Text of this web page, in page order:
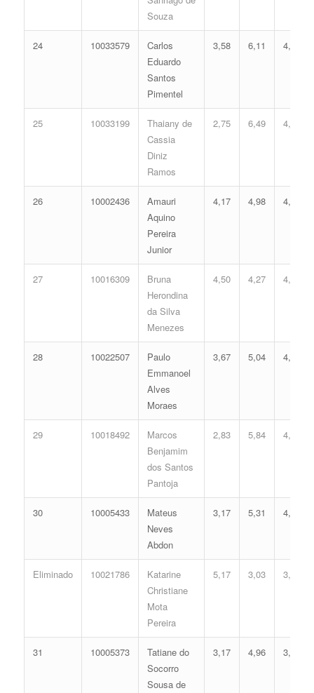
Souza
24 10033579
Carlos
Eduardo
Santos
Pimentel
3,58 6,11 4,61
25 10033199
Thaiany de
Cassia
Diniz
Ramos
2,75 6,49 4,40
26 10002436
Amauri
Aquino
Pereira
Junior
4,17 4,98 4,36
27 10016309
Bruna
Herondina
da Silva
Menezes
4,50 4,27 4,18
28 10022507
Paulo
Emmanoel
Alves
Moraes
3,67 5,04 4,15
29 10018492
Marcos
Benjamim
dos Santos
Pantoja
2,83 5,84 4,13
30 10005433
Mateus
Neves
Abdon
3,17 5,31 4,04
Eliminado 10021786
Katarine
Christiane
Mota
Pereira
5,17 3,03 3,90
31 10005373
Tatiane do
Socorro
Sousa de
3,17 4,96 3,87